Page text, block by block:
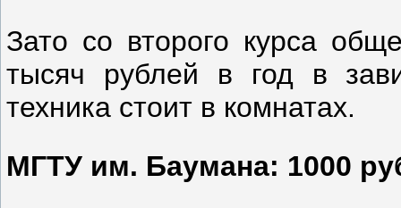
Зато со второго курса
тысяч рублей в год в
техника стоит в комнатах.
МГТУ им. Баумана: 1000